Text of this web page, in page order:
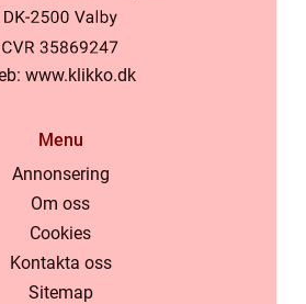
www.klikko.dk
Menu
Annonsering
Om oss
Cookies
Kontakta oss
Sitemap